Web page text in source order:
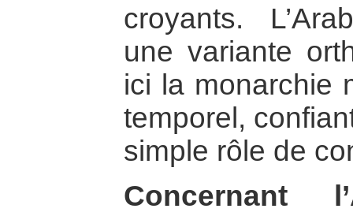
croyants.
une variante
ici la monarchie
temporel,
simple rôle de
Concernant